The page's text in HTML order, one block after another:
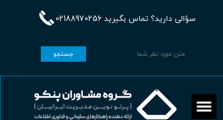
سؤالی دارید؟ تماس بگیرید 02188970256
جستجو